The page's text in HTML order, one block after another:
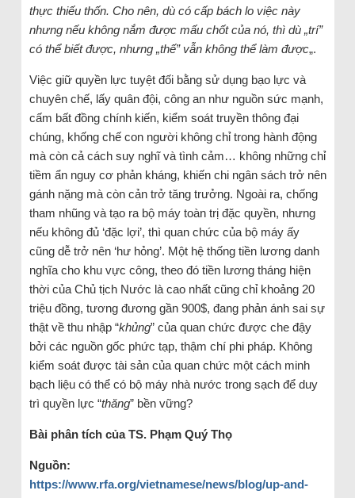
thực thiếu thốn. Cho nên, dù có cấp bách lo việc này
nhưng nếu không nắm được mấu chốt của nó, thì dù „trí”
có thể biết được, nhưng „thế” vẫn không thể làm được„.
Việc giữ quyền lực tuyệt đối bằng sử dụng bạo lực và
chuyên chế, lấy quân đội, công an như nguồn sức mạnh,
cấm bất đồng chính kiến, kiểm soát truyền thông đại
chúng, khống chế con người không chỉ trong hành động
mà còn cả cách suy nghĩ và tình cảm… không những chỉ
tiềm ẩn nguy cơ phản kháng, khiến chi ngân sách trở nên
gánh nặng mà còn cản trở tăng trưởng. Ngoài ra, chống
tham nhũng và tạo ra bộ máy toàn trị đặc quyền, nhưng
nếu không đủ ‘đặc lợi’, thì quan chức của bộ máy ấy
cũng dễ trở nên ‘hư hỏng’. Một hệ thống tiền lương danh
nghĩa cho khu vực công, theo đó tiền lương tháng hiện
thời của Chủ tịch Nước là cao nhất cũng chỉ khoảng 20
triệu đồng, tương đương gần 900$, đang phản ánh sai sự
thật về thu nhập “khủng” của quan chức được che đậy
bởi các nguồn gốc phức tạp, thậm chí phi pháp. Không
kiểm soát được tài sản của quan chức một cách minh
bạch liệu có thể có bộ máy nhà nước trong sạch để duy
trì quyền lực “thăng” bền vững?
Bài phân tích của TS. Phạm Quý Thọ
Nguồn:
https://www.rfa.org/vietnamese/news/blog/up-and-